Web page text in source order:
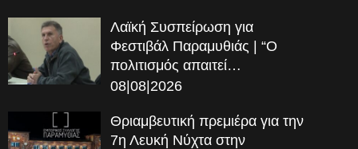
Λαϊκή Συσπείρωση για
Φεστιβάλ Παραμυθιάς | “Ο
πολιτισμός απαιτεί…
08|08|2026
Θριαμβευτική πρεμιέρα για την
7η Λευκή Νύχτα στην